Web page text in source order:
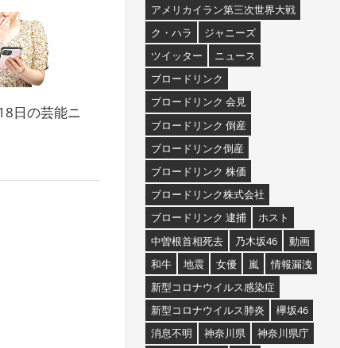
日の芸能ニ
アメリカイラン第三次世界大戦
ク・ハラ
ジャニーズ
ツイッター
ニュース
ブロードリンク
ブロードリンク 会見
ブロードリンク 倒産
ブロードリンク倒産
ブロードリンク 株価
ブロードリンク株式会社
ブロードリンク 逮捕
ホスト
中曽根首相死去
乃木坂46
動画
和牛
地震 女優 嵐
情報漏洩
新型コロナウイルス感染症
新型コロナウイルス肺炎
欅坂46
消息不明
神奈川県
神奈川県庁